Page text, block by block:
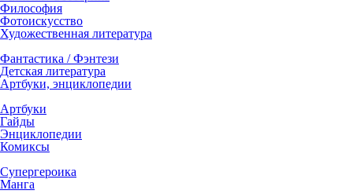
Философия
Фотоискусство
Художественная литература
Фантастика / Фэнтези
Детская литература
Артбуки, энциклопедии
Артбуки
Гайды
Энциклопедии
Комиксы
Супергероика
Манга